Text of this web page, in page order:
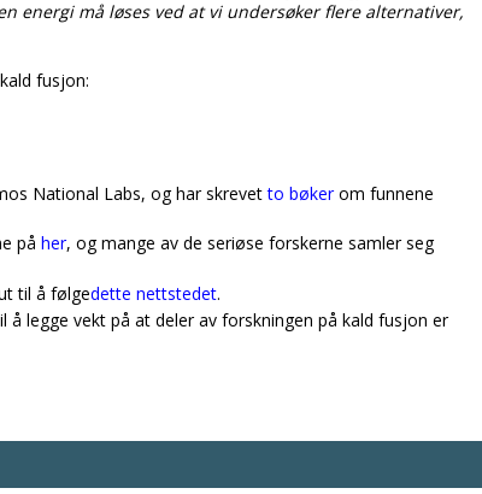
energi må løses ved at vi undersøker flere alternativer,
fusjon:
National Labs, og har skrevetto bøkerom funnene
på her, og mange av de seriøse forskerne samler seg
til å følgedette nettstedet.
legge vekt på at deler av forskningen på kald fusjon er